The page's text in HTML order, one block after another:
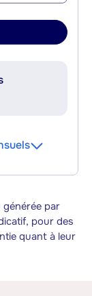
par
pour des
quant à leur